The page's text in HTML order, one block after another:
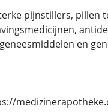
pijnstillers, pillen
en